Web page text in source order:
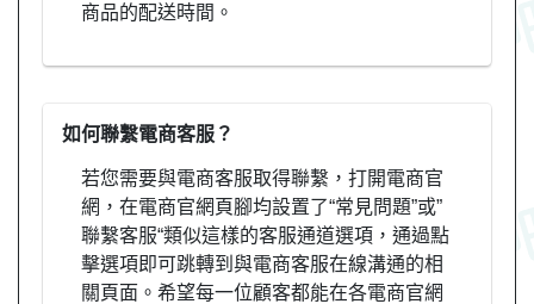
商品的配送時間。
如何聯繫電商客服？
若您需要與電商客服取得聯繫，打開電商官
網，在電商官網頁腳均設置了“常見問題”或”
聯繫客服“類似這樣的客服通道選項，通過點
擊選項即可跳轉到與電商客服在線溝通的相
關頁面。希望每一位顧客都能在各電商官網